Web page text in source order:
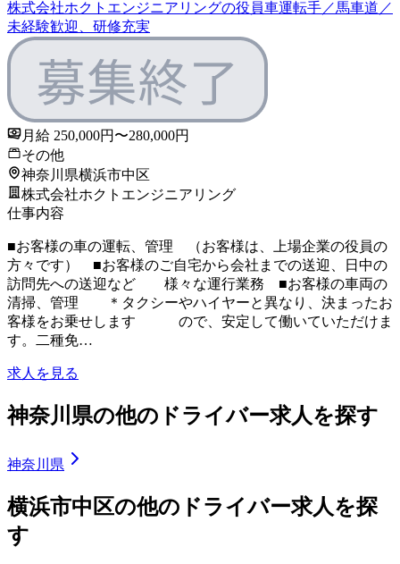
株式会社ホクトエンジニアリングの役員車運転手／馬車道／
未経験歓迎、研修充実
月給 250,000円〜280,000円
その他
神奈川県横浜市中区
株式会社ホクトエンジニアリング
仕事内容
■お客様の車の運転、管理 （お客様は、上場企業の役員の
方々です） ■お客様のご自宅から会社までの送迎、日中の
訪問先への送迎など 様々な運行業務 ■お客様の車両の
清掃、管理 ＊タクシーやハイヤーと異なり、決まったお
客様をお乗せします ので、安定して働いていただけま
す。二種免…
求人を見る
神奈川県の他のドライバー求人を探す
神奈川県
横浜市中区の他のドライバー求人を探
す